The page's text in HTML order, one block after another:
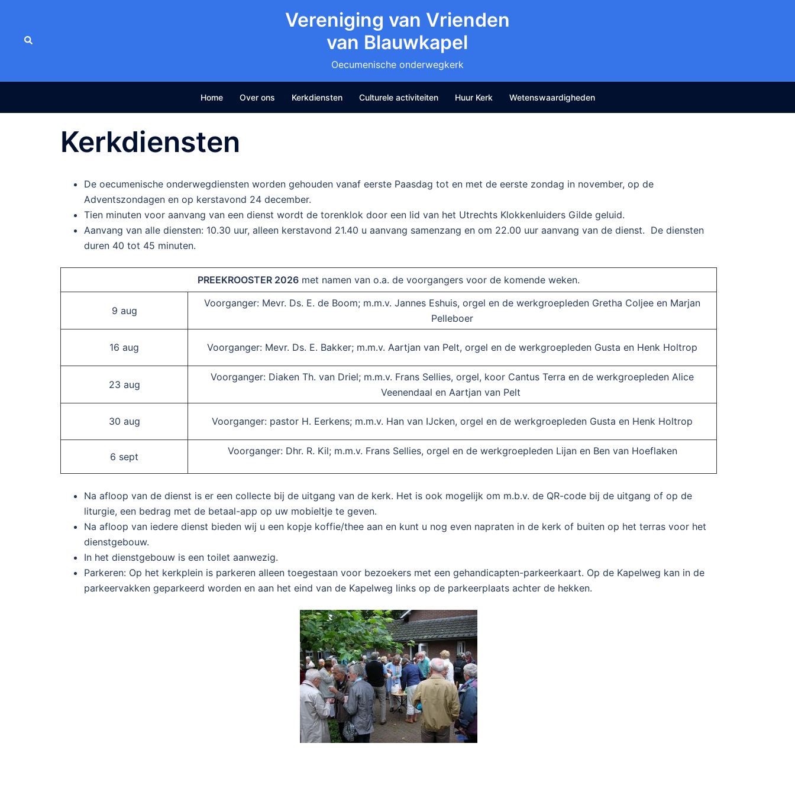
Zoeken
Vereniging van Vrienden
van Blauwkapel
Oecumenische onderwegkerk
Home Over ons Kerkdiensten Culturele activiteiten Huur Kerk Wetenswaardigheden
Kerkdiensten
De oecumenische onderwegdiensten worden gehouden vanaf eerste Paasdag tot en met de eerste zondag in november, op de
Adventszondagen en op kerstavond 24 december.
Tien minuten voor aanvang van een dienst wordt de torenklok door een lid van het Utrechts Klokkenluiders Gilde geluid.
Aanvang van alle diensten: 10.30 uur, alleen kerstavond 21.40 u aanvang samenzang en om 22.00 uur aanvang van de dienst. De diensten
duren 40 tot 45 minuten.
PREEKROOSTER 2026 met namen van o.a. de voorgangers voor de komende weken.
9 aug
Voorganger: Mevr. Ds. E. de Boom; m.m.v. Jannes Eshuis, orgel en de werkgroepleden Gretha Coljee en Marjan
Pelleboer
16 aug Voorganger: Mevr. Ds. E. Bakker; m.m.v. Aartjan van Pelt, orgel en de werkgroepleden Gusta en Henk Holtrop
23 aug
Voorganger: Diaken Th. van Driel; m.m.v. Frans Sellies, orgel, koor Cantus Terra en de werkgroepleden Alice
Veenendaal en Aartjan van Pelt
30 aug Voorganger: pastor H. Eerkens; m.m.v. Han van IJcken, orgel en de werkgroepleden Gusta en Henk Holtrop
6 sept Voorganger: Dhr. R. Kil; m.m.v. Frans Sellies, orgel en de werkgroepleden Lijan en Ben van Hoeflaken
Na afloop van de dienst is er een collecte bij de uitgang van de kerk. Het is ook mogelijk om m.b.v. de QR-code bij de uitgang of op de
liturgie, een bedrag met de betaal-app op uw mobieltje te geven.
Na afloop van iedere dienst bieden wij u een kopje koffie/thee aan en kunt u nog even napraten in de kerk of buiten op het terras voor het
dienstgebouw.
In het dienstgebouw is een toilet aanwezig.
Parkeren: Op het kerkplein is parkeren alleen toegestaan voor bezoekers met een gehandicapten-parkeerkaart. Op de Kapelweg kan in de
parkeervakken geparkeerd worden en aan het eind van de Kapelweg links op de parkeerplaats achter de hekken.